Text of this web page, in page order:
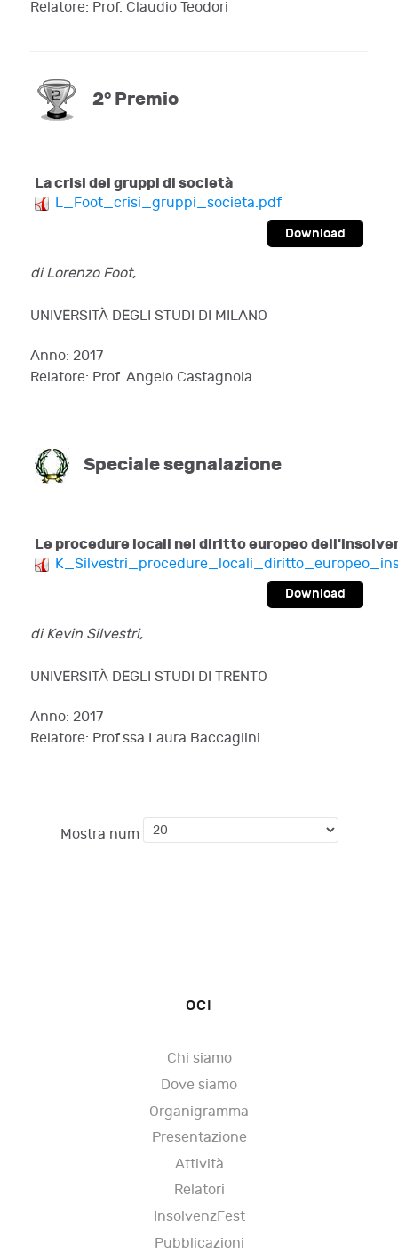
Relatore: Prof. Claudio Teodori
2° Premio
La crisi dei gruppi di società
L_Foot_crisi_gruppi_societa.pdf
Download
di Lorenzo Foot,
UNIVERSITÀ DEGLI STUDI DI MILANO
Anno: 2017
Relatore: Prof. Angelo Castagnola
Speciale segnalazione
Le procedure locali nel diritto europeo
Download
di Kevin Silvestri,
UNIVERSITÀ DEGLI STUDI DI TRENTO
Anno: 2017
Relatore: Prof.ssa Laura Baccaglini
Mostra num
OCI
Chi siamo
Dove siamo
Organigramma
Presentazione
Attività
Relatori
InsolvenzFest
Pubblicazioni